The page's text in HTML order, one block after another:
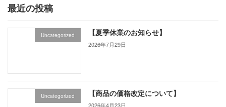
最近の投稿
Uncategorized 【夏季休業のお知らせ】
2026年7月29日
Uncategorized 【商品の価格改定について】
2026年4月23日